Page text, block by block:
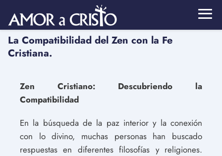
La Compatibilidad del Zen con la Fe
Cristiana.
Zen Cristiano: Descubriendo la
Compatibilidad
En la búsqueda de la paz interior y la conexión
con lo divino, muchas personas han buscado
respuestas en diferentes filosofías y religiones.